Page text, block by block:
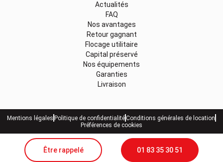
Actualités
FAQ
Nos avantages
Retour gagnant
Flocage utilitaire
Capital préservé
Nos équipements
Garanties
Livraison
Mentions légales Politique de confidentialitéConditions générales de location
Préférences de cookies
Être rappelé 01 83 35 30 51